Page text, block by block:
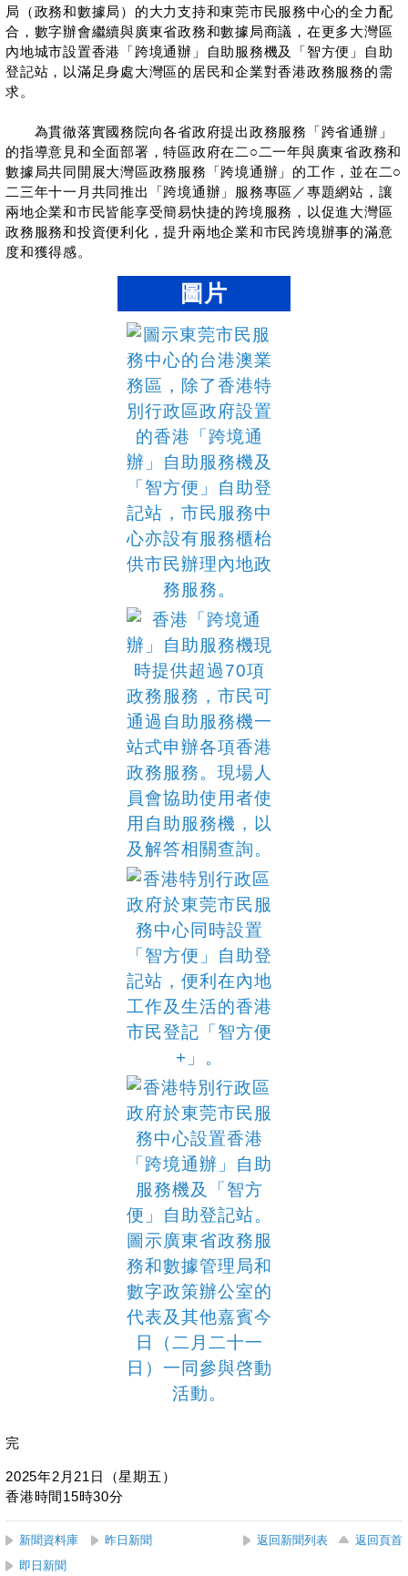
局（政務和數據局）的大力支持和東莞市民服務中心的全力配
合，數字辦會繼續與廣東省政務和數據局商議，在更多大灣區
內地城市設置香港「跨境通辦」自助服務機及「智方便」自助
登記站，以滿足身處大灣區的居民和企業對香港政務服務的需
求。
為貫徹落實國務院向各省政府提出政務服務「跨省通辦」
的指導意見和全面部署，特區政府在二○二一年與廣東省政務和
數據局共同開展大灣區政務服務「跨境通辦」的工作，並在二○
二三年十一月共同推出「跨境通辦」服務專區／專題網站，讓
兩地企業和市民皆能享受簡易快捷的跨境服務，以促進大灣區
政務服務和投資便利化，提升兩地企業和市民跨境辦事的滿意
度和獲得感。
圖片
完
2025年2月21日（星期五）
香港時間15時30分
新聞資料庫 昨日新聞 返回新聞列表
返回頁首
即日新聞